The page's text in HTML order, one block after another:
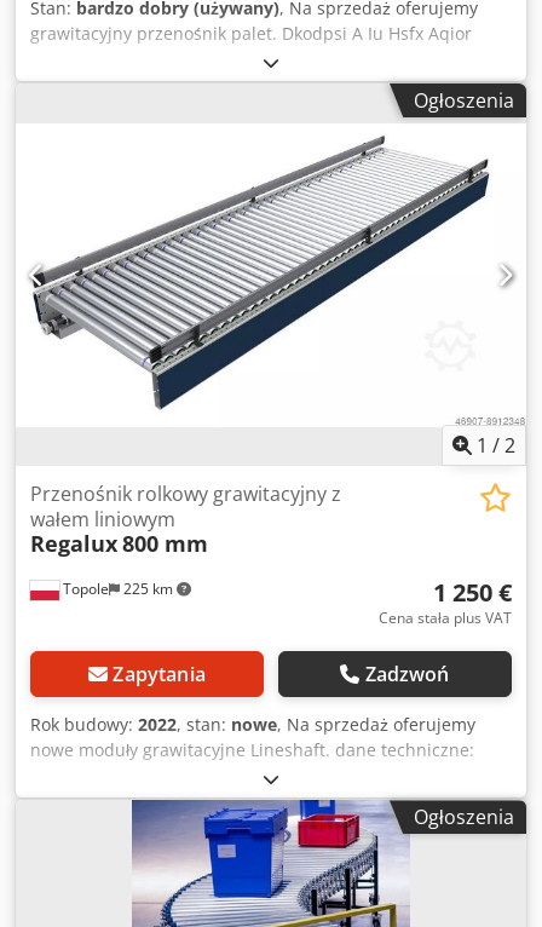
Stan: bardzo dobry (używany), Na sprzedaż oferujemy
grawitacyjny przenośnik palet. Dkodpsi A Iu Hsfx Aqior
system przenośników rolkowych jest używany, stan bardzo
dobry. długość całkowita ok. 8100mm (3 moduły po 2,7m)
szerokość rolki 850mm szerokość regału 930mm waga
palety do max. 1200kg jeden moduł = 2630mm może być
również wykorzystany do regałów przepływowych na palety
Regulowana wysokość stóp Cena za 1 moduł 2630mm z
rolką hamującą = 400 Euro netto Ponad 180 sztuk w
magazynie Możliwe inne konfiguracje. Prosta konstrukcja.
Ogłoszenia
1 /2
Topole 225 km
Przenośnik rolkowy grawitacyjny z
wałem liniowym
Regalux800 mm
1 250 €
Cena stała plus VAT
Zapytania Zadzwoń
Rok budowy: 2022, stan: nowe, Na sprzedaż oferujemy
nowe moduły grawitacyjne Lineshaft. dane techniczne:
Długość: 3000 mm Szerokość rolki: 800 mm Łącznie z
podporami i prowadnicami bocznymi Dostępna ilość 25 (75
szt.) Dksdpfskt Ur Rex Aqier Cena za jeden moduł 1.250 €
netto Prosimy o kontakt, jeśli są Państwo zainteresowani.
Możliwa wysyłka na cały świat.
Ogłoszenia